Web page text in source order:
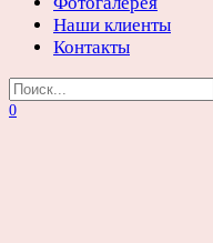
Наши клиенты
Контакты
Search
for:
0